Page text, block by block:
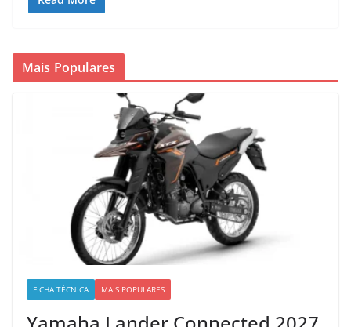
Mais Populares
FICHA TÉCNICA MAIS POPULARES